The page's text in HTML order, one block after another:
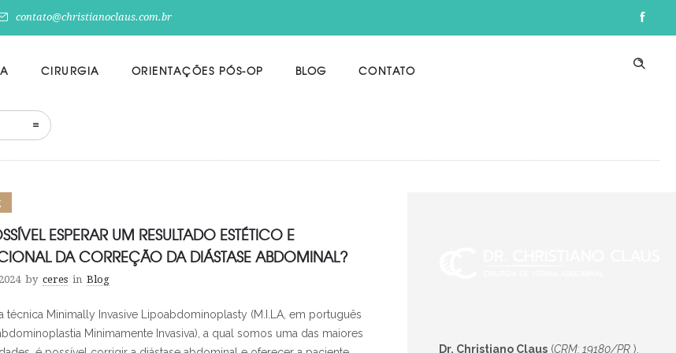
contato@christianoclaus.com.br
CIRURGIA ORIENTAÇÕES PÓS-OP BLOG CONTATO
ESPERAR UM RESULTADO ESTÉTICO E
DA CORREÇÃO DA DIÁSTASE ABDOMINAL?
by ceres in Blog
técnica Minimally Invasive Lipoabdominoplasty (M.I.LA, em português
Minimamente Invasiva), a qual somos uma das maiores
Dr. Christiano Claus(CRM: 19180/PR),